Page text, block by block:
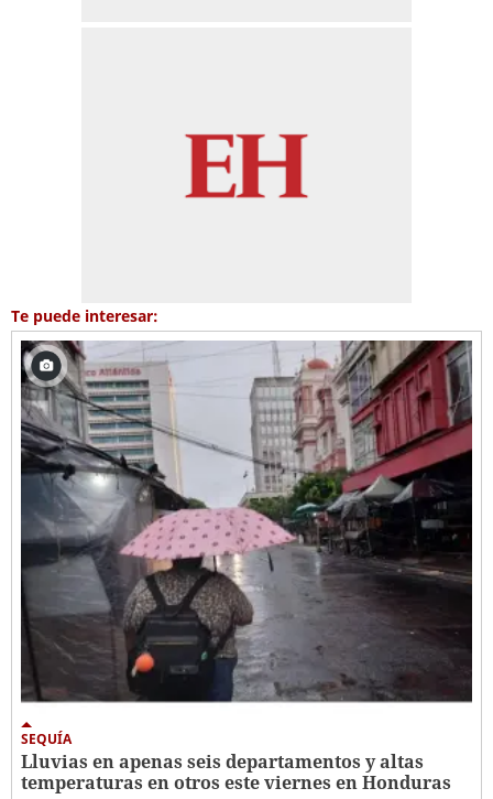
Te puede interesar:
SEQUÍA
Lluvias en apenas seis departamentos y altas
temperaturas en otros este viernes en Honduras